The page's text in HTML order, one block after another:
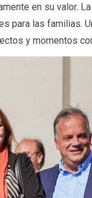
en su valor.
para las familias.
y momentos